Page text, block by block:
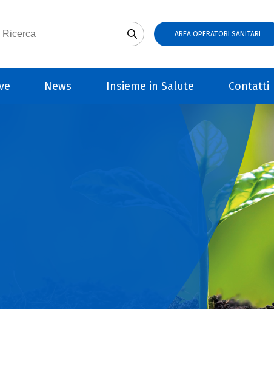
AREA OPERATORI SANITARI
News Insieme in Salute Contatti